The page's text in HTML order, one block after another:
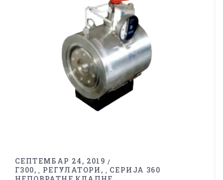
СЕПТЕМБАР 24, 2019
Г300
РЕГУЛАТОРИ
СЕРИЈА 360